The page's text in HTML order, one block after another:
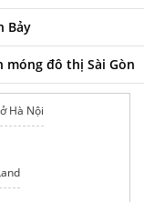
Bảy
móng đô thị Sài Gòn
Hà Nội